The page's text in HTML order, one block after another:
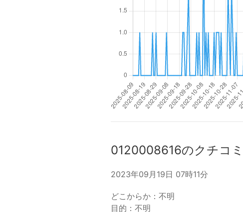
0120008616のクチコミ
2023年09月19日 07時11分
どこからか：不明
目的：不明